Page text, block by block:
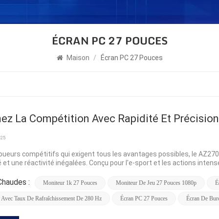
ÉCRAN PC 27 POUCES
Maison / Écran PC 27 Pouces
La Compétition Avec Rapidité Et Précision
compétitifs qui exigent tous les avantages possibles, le
et une réactivité inégalées. Conçu pour l'e-sport et les actions
Vous réagissez ainsi plus vite, visez plus juste et gardez une
d'images, essentielle pour un gameplay à rafraîchissement élevé.
vision de 178° garantit une qualité d'image constante, que vous
: Moniteur 1k 27 Pouces Moniteur De Jeu 27 Pouces 1080p
Taux De Rafraîchissement De 280 Hz Écran PC 27 Pouces Écran De